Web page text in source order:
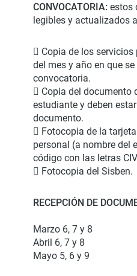
CONVOCATORIA: estos
legibles y actualizados
 Copia de los
del mes y año en que
convocatoria.
 Copia del documento
estudiante y deben
documento.
 Fotocopia de la
personal (a nombre del
código con las letras CIV
 Fotocopia del Sisben.
RECEPCIÓN DE
Marzo 6, 7 y 8
Abril 6, 7 y 8
Mayo 5, 6 y 9